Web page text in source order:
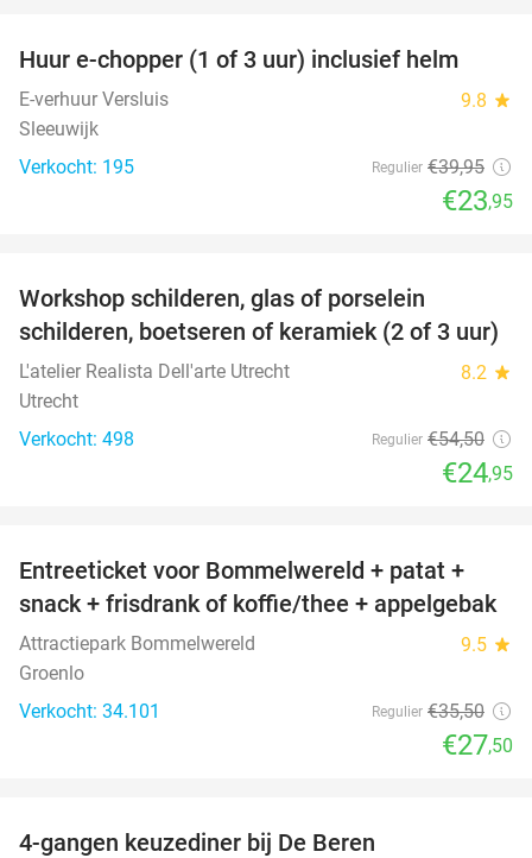
Huur e-chopper (1 of 3 uur) inclusief helm
E-verhuur Versluis 9.8 star
Sleeuwijk
Verkocht: 195
Regulier €39,95
€23,95
Workshop schilderen, glas of porselein
schilderen, boetseren of keramiek (2 of 3 uur)
L'atelier Realista Dell'arte Utrecht 8.2 star
Utrecht
Verkocht: 498
Regulier €54,50
€24,95
23%
Entreeticket voor Bommelwereld + patat +
snack + frisdrank of koffie/thee + appelgebak
Attractiepark Bommelwereld 9.5 star
Groenlo
Verkocht: 34.101
Regulier €35,50
€27,50
4-gangen keuzediner bij De Beren